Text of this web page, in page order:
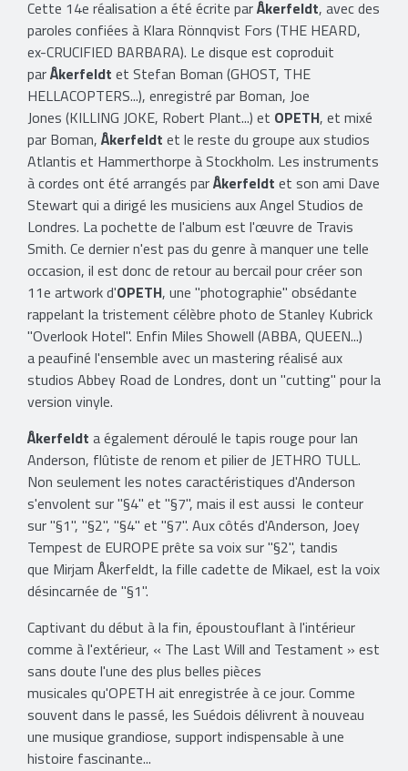
Cette 14e réalisation a été écrite parÅkerfeldt, avec des
paroles confiées à Klara Rönnqvist Fors (THE HEARD,
ex-CRUCIFIED BARBARA). Le disque est coproduit
parÅkerfeldt et Stefan Boman (GHOST, THE
HELLACOPTERS...), enregistré par Boman, Joe
Jones (KILLING JOKE, Robert Plant...) et OPETH, et mixé
par Boman, Åkerfeldt et le reste du groupe aux studios
Atlantis et Hammerthorpe à Stockholm. Les instruments
à cordes ont été arrangés parÅkerfeldt et son ami Dave
Stewart qui a dirigé les musiciens aux Angel Studios de
Londres. La pochette de l'album est l'œuvre de Travis
Smith. Ce dernier n'est pas du genre à manquer une telle
occasion, il est donc de retour au bercail pour créer son
11e artwork d'OPETH, une "photographie" obsédante
rappelant la tristement célèbre photo de Stanley Kubrick
"Overlook Hotel". Enfin Miles Showell (ABBA, QUEEN...)
a peaufiné l'ensemble avec un mastering réalisé aux
studios Abbey Road de Londres, dont un "cutting" pour la
version vinyle.
Åkerfeldt a également déroulé le tapis rouge pour Ian
Anderson, flûtiste de renom et pilier de JETHRO TULL.
Non seulement les notes caractéristiques d'Anderson
s'envolent sur "§4" et "§7", mais il est aussi le conteur
sur "§1", "§2", "§4" et "§7". Aux côtés d'Anderson, Joey
Tempest de EUROPE prête sa voix sur "§2", tandis
que Mirjam Åkerfeldt, la fille cadette de Mikael, est la voix
désincarnée de "§1".
Captivant du début à la fin, époustouflant à l'intérieur
comme à l'extérieur, « The Last Will and Testament » est
sans doute l'une des plus belles pièces
musicales qu'OPETH ait enregistrée à ce jour. Comme
souvent dans le passé, les Suédois délivrent à nouveau
une musique grandiose, support indispensable à une
histoire fascinante...